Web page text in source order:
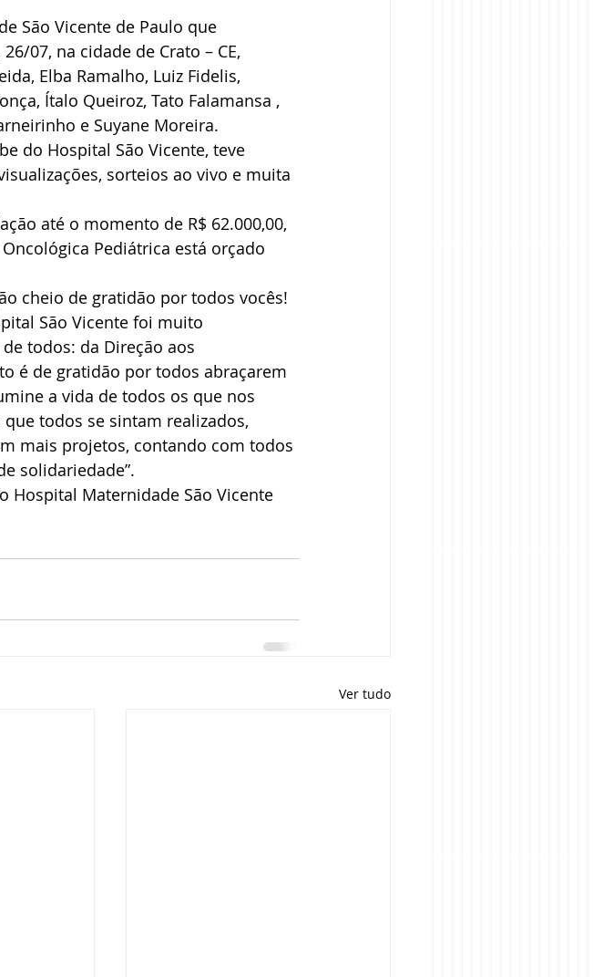
São Vicente de Paulo que
07, na cidade de Crato – CE,
Elba Ramalho, Luiz Fidelis,
Ítalo Queiroz, Tato Falamansa ,
e Suyane Moreira.
do Hospital São Vicente, teve
sorteios ao vivo e muita
até o momento de R$ 62.000,00,
Pediátrica está orçado
cheio de gratidão por todos vocês!
São Vicente foi muito
todos: da Direção aos
é de gratidão por todos abraçarem
a vida de todos os que nos
todos se sintam realizados,
mais projetos, contando com todos
solidariedade”.
Hospital Maternidade São Vicente
Ver tudo